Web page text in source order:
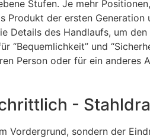
Stufen. Je mehr
Produkt der ersten
Details des Handlaufs, um
und
Person oder für ein
-
sondern der